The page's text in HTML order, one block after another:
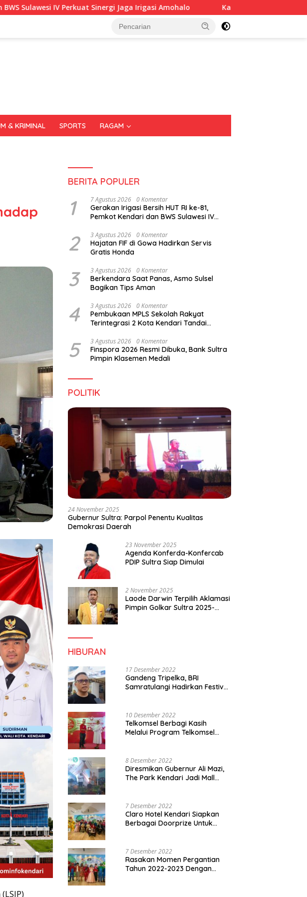
Sinergi Jaga Irigasi Amohalo Kadin Sultra Gandeng IAI Rawa Aopa, Fokus
& KRIMINAL SPORTS RAGAM
BERITA POPULER
1 7 Agustus 2026 0 Komentar
Gerakan Irigasi Bersih HUT RI ke-81,
Pemkot Kendari dan BWS Sulawesi IV
2 3 Agustus 2026 0 Komentar
Hajatan FIF di Gowa Hadirkan Servis
Gratis Honda
3 3 Agustus 2026 0 Komentar
Berkendara Saat Panas, Asmo Sulsel
Bagikan Tips Aman
4 3 Agustus 2026 0 Komentar
Pembukaan MPLS Sekolah Rakyat
Terintegrasi 2 Kota Kendari Tandai
5 3 Agustus 2026 0 Komentar
Finspora 2026 Resmi Dibuka, Bank Sultra
Pimpin Klasemen Medali
POLITIK
24 November 2025
Gubernur Sultra: Parpol Penentu Kualitas
Demokrasi Daerah
23 November 2025
Agenda Konferda-Konfercab
PDIP Sultra Siap Dimulai
2 November 2025
Laode Darwin Terpilih Aklamasi
Pimpin Golkar Sultra 2025-
HIBURAN
17 Desember 2022
Gandeng Tripelka, BRI
Samratulangi Hadirkan Festival
10 Desember 2022
Telkomsel Berbagi Kasih
Melalui Program Telkomsel
8 Desember 2022
Diresmikan Gubernur Ali Mazi,
The Park Kendari Jadi Mall
7 Desember 2022
Claro Hotel Kendari Siapkan
Berbagai Doorprize Untuk
7 Desember 2022
Rasakan Momen Pergantian
Tahun 2022-2023 Dengan